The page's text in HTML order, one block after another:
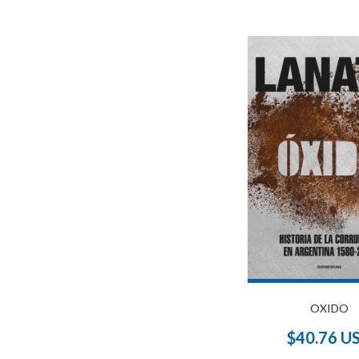
OXIDO
$40.76